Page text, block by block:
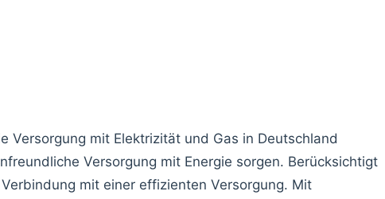
mit Elektrizität und Gas in Deutschland
Versorgung mit Energie sorgen. Berücksichtigt
mit einer effizienten Versorgung. Mit